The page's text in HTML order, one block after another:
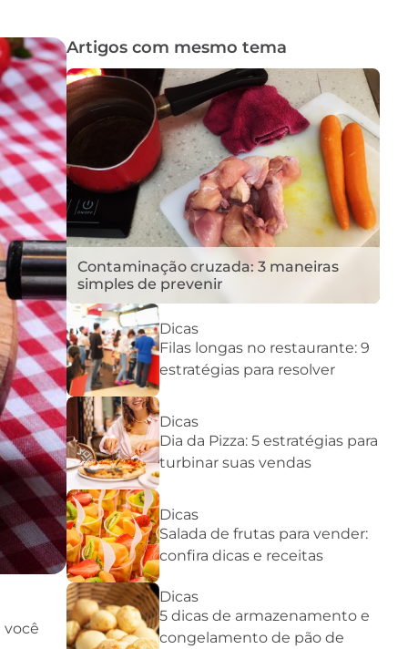
você
Artigos com mesmo tema
Contaminação cruzada: 3 maneiras
simples de prevenir
Dicas
Filas longas no restaurante: 9
estratégias para resolver
Dicas
Dia da Pizza: 5 estratégias para
turbinar suas vendas
Dicas
Salada de frutas para vender:
confira dicas e receitas
Dicas
5 dicas de armazenamento e
congelamento de pão de